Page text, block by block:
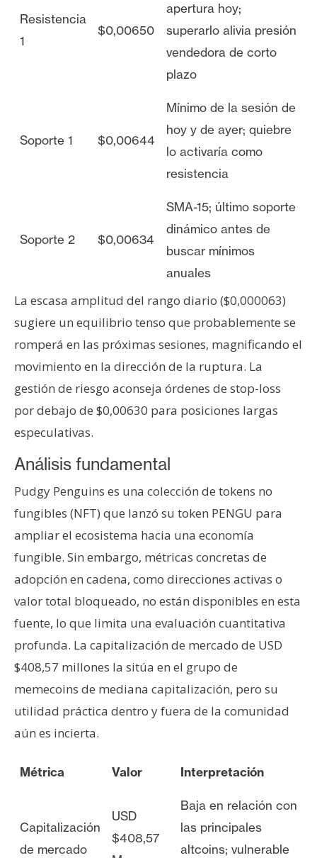
Resistencia
1
$0,00650
apertura hoy;
superarlo alivia presión
vendedora de corto
plazo
Soporte 1 $0,00644
Mínimo de la sesión de
hoy y de ayer; quiebre
lo activaría como
resistencia
Soporte 2 $0,00634
SMA-15; último soporte
dinámico antes de
buscar mínimos
anuales
La escasa amplitud del rango diario ($0,000063)
sugiere un equilibrio tenso que probablemente se
romperá en las próximas sesiones, magnificando el
movimiento en la dirección de la ruptura. La
gestión de riesgo aconseja órdenes de stop-loss
por debajo de $0,00630 para posiciones largas
especulativas.
Análisis fundamental
Pudgy Penguins es una colección de tokens no
fungibles (NFT) que lanzó su token PENGU para
ampliar el ecosistema hacia una economía
fungible. Sin embargo, métricas concretas de
adopción en cadena, como direcciones activas o
valor total bloqueado, no están disponibles en esta
fuente, lo que limita una evaluación cuantitativa
profunda. La capitalización de mercado de USD
$408,57 millones la sitúa en el grupo de
memecoins de mediana capitalización, pero su
utilidad práctica dentro y fuera de la comunidad
aún es incierta.
Métrica Valor Interpretación
Capitalización
de mercado
USD
$408,57
Baja en relación con
las principales
altcoins; vulnerable